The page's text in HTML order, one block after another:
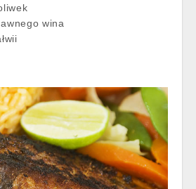
wina